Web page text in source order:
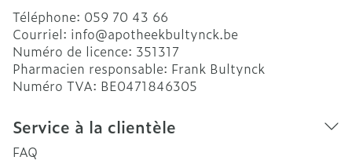
Téléphone: 059 70 43 66
Courriel: info@apotheekbultynck.be
Numéro de licence: 351317
Pharmacien responsable: Frank Bultynck
Numéro TVA: BE0471846305
Service à la clientèle
FAQ